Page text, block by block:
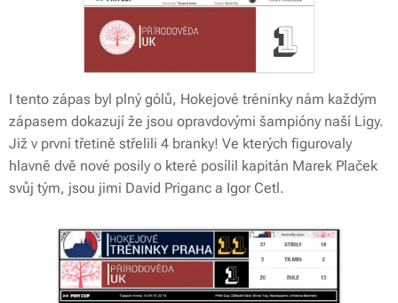
I tento zápas byl plný gólů, Hokejové tréninky nám každým
zápasem dokazují že jsou opravdovými šampióny naší Ligy.
Již v první třetině střelili 4 branky! Ve kterých figurovaly
hlavně dvě nové posily o které posílil kapitán Marek Plaček
svůj tým, jsou jimi David Priganc a Igor Cetl.